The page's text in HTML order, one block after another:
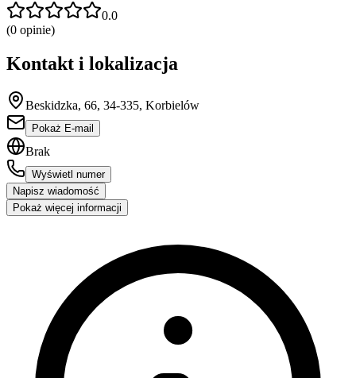
0.0
(0 opinie)
Kontakt i lokalizacja
Beskidzka, 66, 34-335, Korbielów
Pokaż E-mail
Brak
Wyświetl numer
Napisz wiadomość
Pokaż więcej informacji